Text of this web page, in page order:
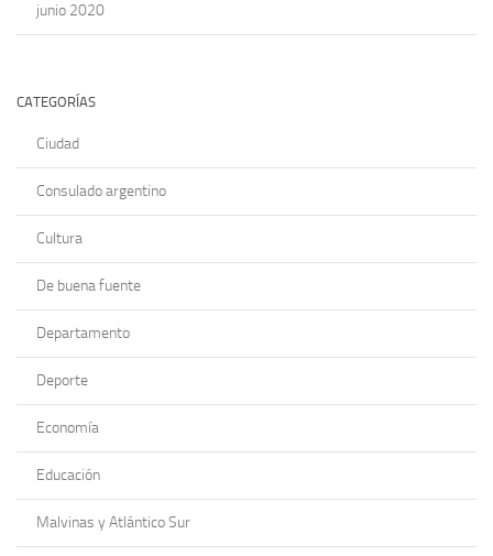
junio 2020
CATEGORÍAS
Ciudad
Consulado argentino
Cultura
De buena fuente
Departamento
Deporte
Economía
Educación
Malvinas y Atlántico Sur